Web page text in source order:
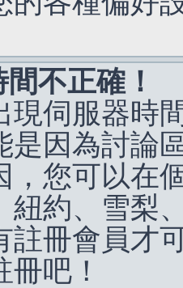
不正確！
現伺服器時
是因為討論
，您可以在
紐約、雪梨
註冊會員才
吧！